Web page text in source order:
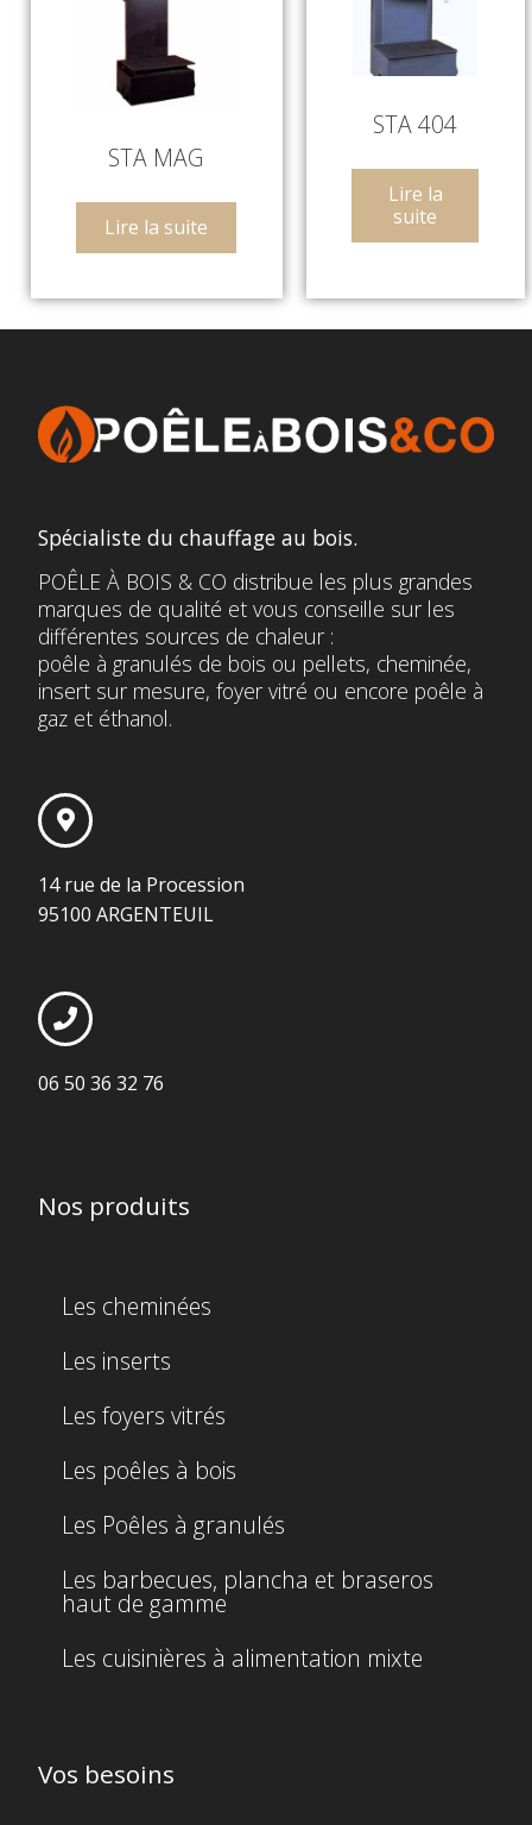
STA MAG
Lire la suite
STA 404
Lire la
suite
Spécialiste du chauffage au bois.
POÊLE À BOIS & CO distribue les plus grandes
marques de qualité et vous conseille sur les
différentes sources de chaleur :
poêle à granulés de bois ou pellets, cheminée,
insert sur mesure, foyer vitré ou encore poêle à
gaz et éthanol.
14 rue de la Procession
95100 ARGENTEUIL
06 50 36 32 76
Nos produits
Les cheminées
Les inserts
Les foyers vitrés
Les poêles à bois
Les Poêles à granulés
Les barbecues, plancha et braseros
haut de gamme
Les cuisinières à alimentation mixte
Vos besoins